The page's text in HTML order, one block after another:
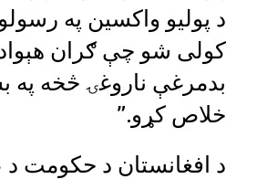
د پولیو واکسین په
کولی شو چې ګران
بدمرغې ناروغۍ څخه په
خلاص کړو.”
د افغانستان د حکومت د